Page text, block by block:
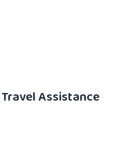
Travel Assistance